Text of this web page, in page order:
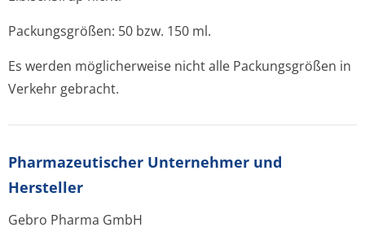
Packungsgrößen: 50 bzw. 150 ml.
Es werden möglicherweise nicht alle Packungsgrößen in
Verkehr gebracht.
Pharmazeutischer Unternehmer und
Hersteller
Gebro Pharma GmbH